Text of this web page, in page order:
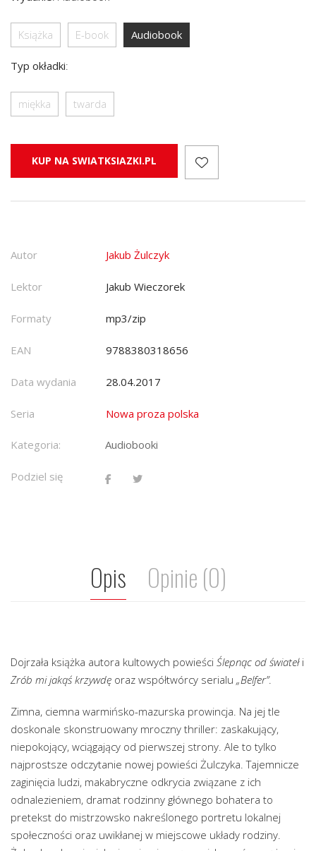
Książka E-book Audiobook
Typ okładki:
miękka twarda
KUP NA SWIATKSIAZKI.PL
Autor Jakub Żulczyk
Lektor Jakub Wieczorek
Formaty mp3/zip
EAN 9788380318656
Data wydania 28.04.2017
Seria Nowa proza polska
Kategoria: Audiobooki
Podziel się
Opis Opinie (0)
Dojrzała książka autora kultowych powieści Ślepnąc od światełi
Zrób mi jakąś krzywdę oraz współtwórcy serialu „Belfer”.
Zimna, ciemna warmińsko-mazurska prowincja. Na jej tle
doskonale skonstruowany mroczny thriller: zaskakujący,
niepokojący, wciągający od pierwszej strony. Ale to tylko
najprostsze odczytanie nowej powieści Żulczyka. Tajemnicze
zaginięcia ludzi, makabryczne odkrycia związane z ich
odnalezieniem, dramat rodzinny głównego bohatera to
pretekst do mistrzowsko nakreślonego portretu lokalnej
społeczności oraz uwikłanej w miejscowe układy rodziny.